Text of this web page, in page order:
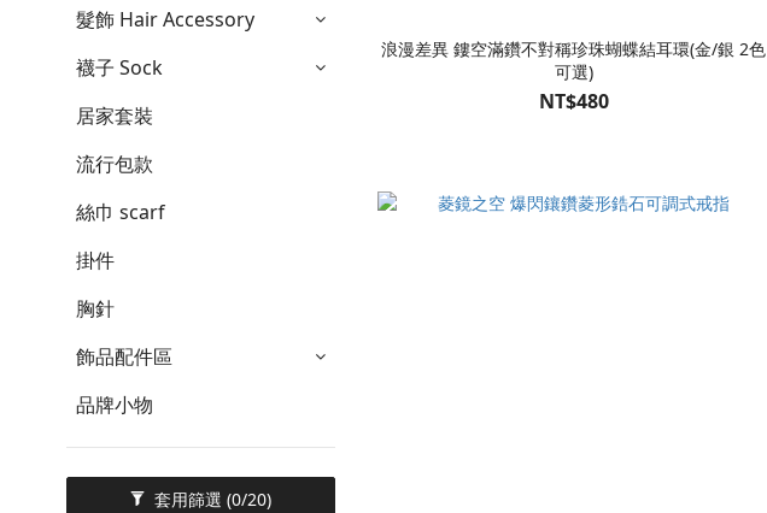
髮飾 Hair Accessory
襪子 Sock
居家套裝
流行包款
絲巾 scarf
掛件
胸針
飾品配件區
品牌小物
套用篩選 (0/20)
浪漫差異 鏤空滿鑽不對稱珍珠蝴蝶結耳環(金/銀 2色
可選)
NT$480